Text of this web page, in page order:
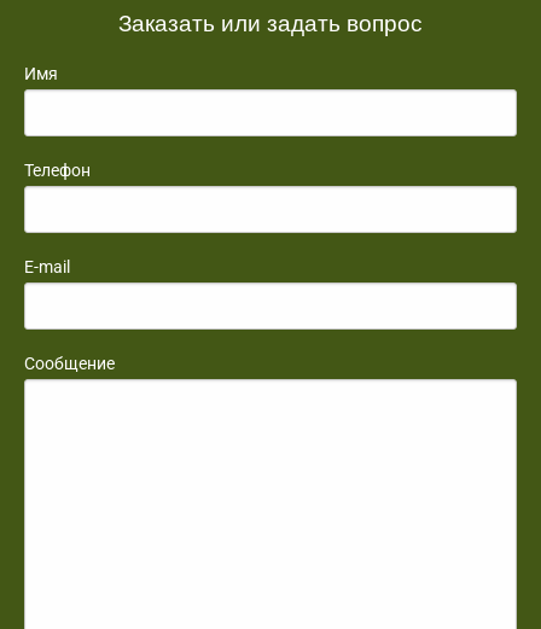
Заказать или задать вопрос
Имя
Телефон
E-mail
Сообщение